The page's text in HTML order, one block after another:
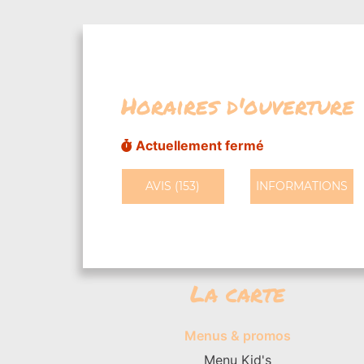
Horaires d'ouverture
Actuellement fermé
AVIS (153) INFORMATIONS
La carte
Menus & promos
Menu Kid's